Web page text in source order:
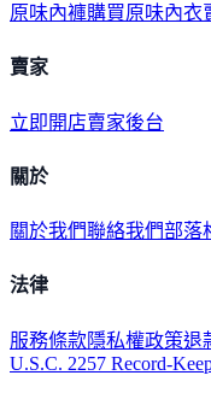
原味內褲購買原味內衣
賣家
立即開店賣家後台
關於
關於我們聯絡我們部落
法律
服務條款隱私權政策退
U.S.C. 2257 Record-